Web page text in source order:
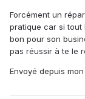
Forcément un
pratique car si tout
bon pour son
pas réussir à te le
Envoyé depuis